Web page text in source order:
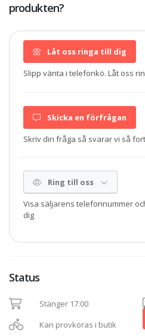
produkten?
Låt oss ringa till dig
Slipp vänta i telefonkö. Låt oss
Skicka en förfrågan
Skriv din fråga så svarar vi så
Ring till oss
Visa säljarens telefonnummer
dig
Status
Stänger 17:00
Kan provköras i butik